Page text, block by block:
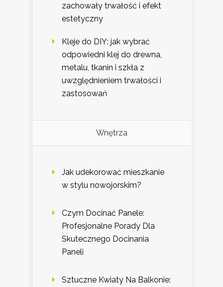
zachowały trwałość i efekt
estetyczny
Kleje do DIY: jak wybrać
odpowiedni klej do drewna,
metalu, tkanin i szkła z
uwzględnieniem trwałości i
zastosowań
Wnętrza
Jak udekorować mieszkanie
w stylu nowojorskim?
Czym Docinać Panele:
Profesjonalne Porady Dla
Skutecznego Docinania
Paneli
Sztuczne Kwiaty Na Balkonie: